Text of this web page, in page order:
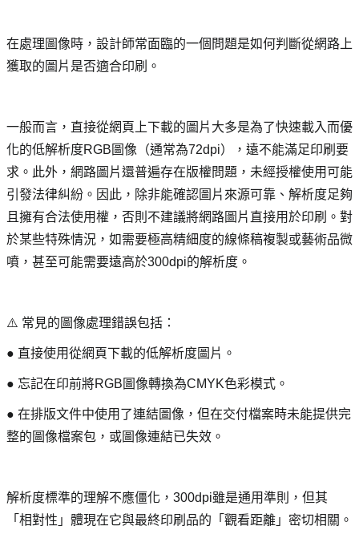
在處理圖像時，設計師常面臨的一個問題是如何判斷從網路上
獲取的圖片是否適合印刷。
一般而言，直接從網頁上下載的圖片大多是為了快速載入而優
化的低解析度RGB圖像（通常為72dpi），遠不能滿足印刷要
求。此外，網路圖片還普遍存在版權問題，未經授權使用可能
引發法律糾紛。因此，除非能確認圖片來源可靠、解析度足夠
且擁有合法使用權，否則不建議將網路圖片直接用於印刷。對
於某些特殊情況，如需要極高精細度的線條稿複製或藝術品微
噴，甚至可能需要遠高於300dpi的解析度。
⚠️ 常見的圖像處理錯誤包括：
● 直接使用從網頁下載的低解析度圖片。
● 忘記在印前將RGB圖像轉換為CMYK色彩模式。
● 在排版文件中使用了連結圖像，但在交付檔案時未能提供完
整的圖像檔案包，或圖像連結已失效。
解析度標準的理解不應僵化，300dpi雖是通用準則，但其
「相對性」體現在它與最終印刷品的「觀看距離」密切相關。